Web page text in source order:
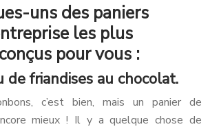
uns des paniers
les plus
pour vous :
de friandises au chocolat.
c’est bien, mais un panier de
mieux ! Il y a quelque chose de